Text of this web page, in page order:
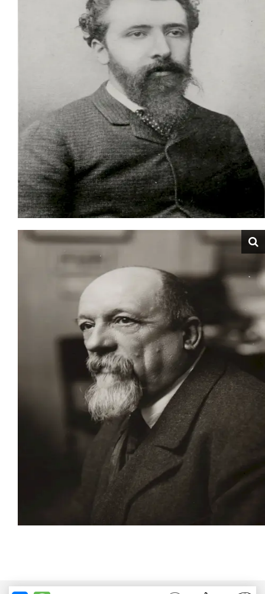
إن حركة الانطباعية الجديدة تحاول حسب الرسام بول سينياك
أن تكون "امتدادا منطقيا للانطباعية".
فقد حاول جورج سورا تطوير وعقلنة نظرية الألوان، المبتكرة
صدفة وبدون أسس علمية من طرف الانطباعيين، بواسطة
تقنية التنقيطية أو التجزيئية التي تتأسس على نظرية البصريات،
يطبق سورا لطخات صغيرة على القماشة، لمسات
متجاورة juxtaposées، من الألوان المتكاملة (أحمر/أخضر،
برتقالي/أزرق، أصفر/بنفسجي)، إذا شوهدت عن بعد تعطي
اللمسات الصغيرة تأثيرا بصريا نابضا على سطح اللوحة.
ظهرت أعمال الانطباعية الجديدة المرسومة بتقنية التنقيطية
لأول مرة خلال آخر معرض لمجموعة الرسامين الانطباعيين
عام 1886. وكان حاضرا في المعرض كل من جورج سورا
بلوحته Un Dimanche à la Grande-Jatte، وبجانبه كاميل
بيسارو Camille Pissarro وابنه، وبول سينياك. وكانت لوحات
الرسامين الأربعة تتشابه تقنياتها. لم تكن نية ولا قصد هؤلاء
الرسامين، بتبنيهم تقنية التجزيئية هو البحث عن الشهرة
بالاختلاف (فقد كان الانطباعيون مازالوا في مرحلة عراك من أجل
إثبات الذات)، بل كانت مقصديتهم أن يسعوا إلى تكريم
مجهودات سابقيهم وتسجيل عن طريق تباين المقاربات
التقنية، توحيد الهدف: الضوء واللون. فبهذا المعنى يجب فهم
الانطباعية الجديدة، لأن التقنية التي تبنتها المجموعة لا علاقة
لها بالانطباعية المعتمدة على اللحظي والغريزي، بل تعتمد
أساسا على التفكير والعقلنة.
تعد الانطباعية الجديدة من الحركات المؤسسة للفن الحديث
بنهجها تقنية الاختزال الشكلي، إذ كان معرض أعمال سورا الذي
نظم عام 1905 يعتبر من تأثيرات الانطباعية الجديدة على